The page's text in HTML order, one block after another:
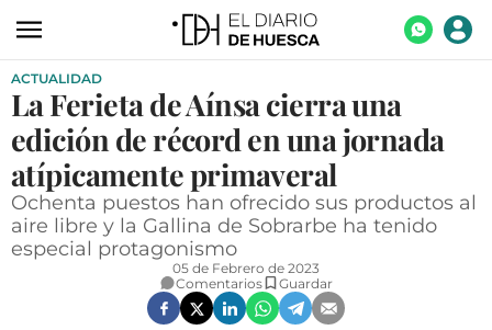
ACTUALIDAD
ECONOMÍA
TECNOLOGÍA
TURISMO
AGROALIMENTACIÓN
ACTUALIDAD
La Ferieta de Aínsa cierra una
edición de récord en una jornada
atípicamente primaveral
Ochenta puestos han ofrecido sus productos al
aire libre y la Gallina de Sobrarbe ha tenido
especial protagonismo
05 de Febrero de 2023
Comentarios
Guardar